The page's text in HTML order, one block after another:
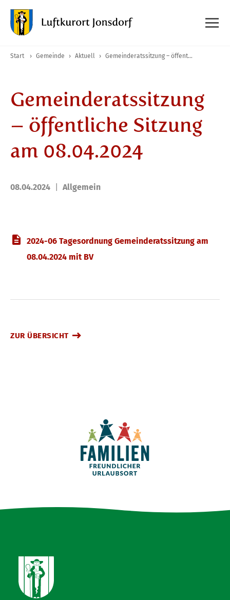
Start › Gemeinde › Aktuell › Gemeinderatssitzung – öffentliche Sitzung am 08.04.2024
Gemeinderatssitzung
– öffentliche Sitzung
am 08.04.2024
08.04.2024 Allgemein
2024-06 Tagesordnung Gemeinderatssitzung am
08.04.2024 mit BV
ZUR ÜBERSICHT